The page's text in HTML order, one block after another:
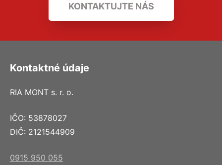
KONTAKTUJTE NÁS
Kontaktné údaje
RIA MONT s. r. o.
IČO: 53878027
DIČ: 2121544909
0915 950 055